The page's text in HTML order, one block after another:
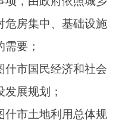
体规划和近期
2025年国民经